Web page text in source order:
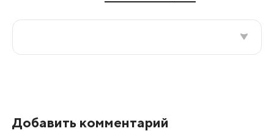
Добавить комментарий